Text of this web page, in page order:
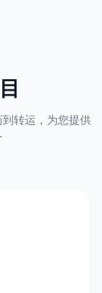
转运，为您提供